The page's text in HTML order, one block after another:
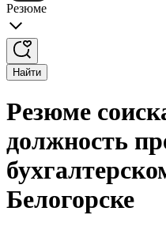
Резюме
Найти
Резюме
должность
Белогорске